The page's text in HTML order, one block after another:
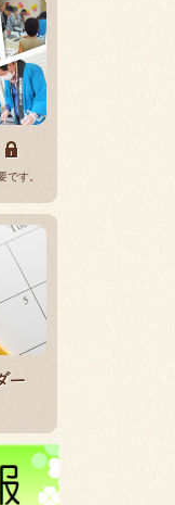
です。